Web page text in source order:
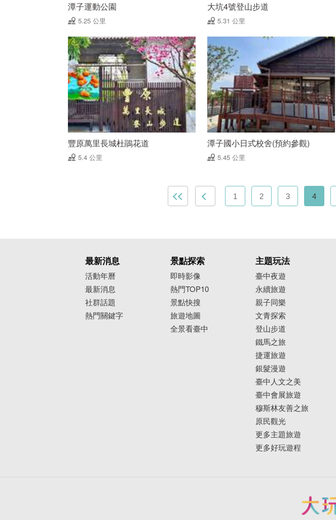
潭子運動公園
5.25 公里
大坑4號登山步道
5.31 公里
豐原萬里長城杜鵑花道
5.4 公里
潭子國小日式校舍(預約參觀)
5.45 公里
1 2 3 4
最新消息
活動年曆
最新消息
社群話題
熱門關鍵字
景點探索
即時影像
熱門TOP10
景點快搜
旅遊地圖
全景看臺中
主題玩法
臺中夜遊
永續旅遊
親子同樂
文青探索
登山步道
鐵馬之旅
捷運旅遊
銀髮漫遊
臺中人文之美
臺中會展旅遊
穆斯林友善之旅
原民觀光
更多主題旅遊
更多好玩遊程